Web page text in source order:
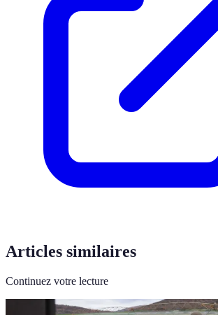
Articles similaires
Continuez votre lecture